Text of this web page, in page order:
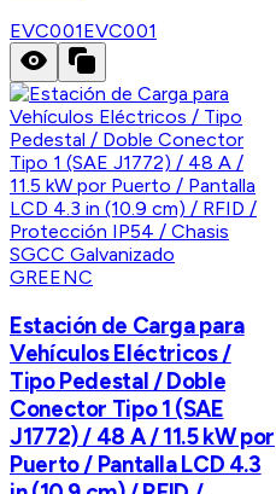
EVC001EVC001
GREENC
Estación de Carga para
Vehículos Eléctricos /
Tipo Pedestal / Doble
Conector Tipo 1 (SAE
J1772) / 48 A / 11.5 kW por
Puerto / Pantalla LCD 4.3